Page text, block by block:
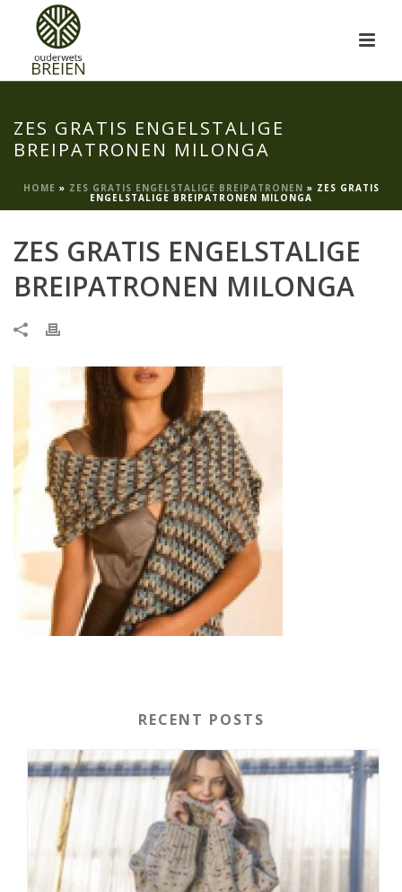
ZES GRATIS ENGELSTALIGE
BREIPATRONEN MILONGA
HOME » ZES GRATIS ENGELSTALIGE BREIPATRONEN » ZES GRATIS
ENGELSTALIGE BREIPATRONEN MILONGA
ZES GRATIS ENGELSTALIGE
BREIPATRONEN MILONGA
RECENT POSTS